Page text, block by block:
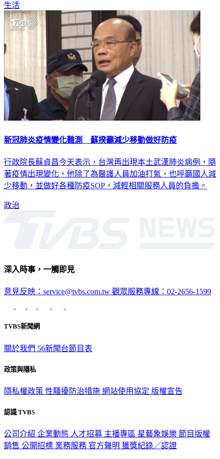
生活
新冠肺炎疫情變化難測 蘇揆籲減少移動做好防疫
行政院長蘇貞昌今天表示，台灣再出現本土武漢肺炎病例，隨
著疫情出現變化，他除了為醫護人員加油打氣，也呼籲國人減
少移動，並做好各種防疫SOP，減輕相關服務人員的負擔。
政治
深入時事，一觸即見
意見反映：service@tvbs.com.tw 觀眾服務專線：02-2656-1599
TVBS新聞網
關於我們 56新聞台節目表
政策與隱私
隱私權政策 性騷擾防治措施 網站使用協定 版權宣告
認識 TVBS
公司介紹 企業動態 人才招募 主播專區 星藝象娛樂 節目版權
銷售 公開招標 業務服務 官方聲明 獲獎紀錄／認證